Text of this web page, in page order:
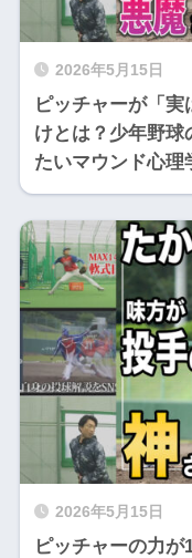
2026年5月15日
ピッチャーが「
けとは？少年野球
たいマウンド心理
2026年5月15日
ピッチャーの力